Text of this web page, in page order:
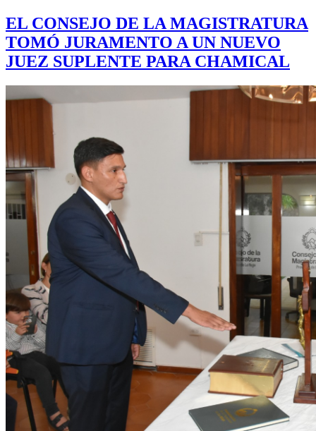
EL CONSEJO DE LA MAGISTRATURA
TOMÓ JURAMENTO A UN NUEVO
JUEZ SUPLENTE PARA CHAMICAL